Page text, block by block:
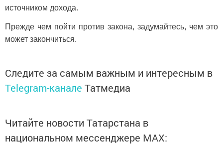
источником дохода.
Прежде чем пойти против закона, задумайтесь, чем это
может закончиться.
Следите за самым важным и интересным в
Telegram-канале Татмедиа
Читайте новости Татарстана в
национальном мессенджере MАХ: